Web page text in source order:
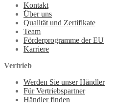
Kontakt
Über uns
Qualität und Zertifikate
Team
Förderprogramme der EU
Karriere
Vertrieb
Werden Sie unser Händler
Für Vertriebspartner
Händler finden